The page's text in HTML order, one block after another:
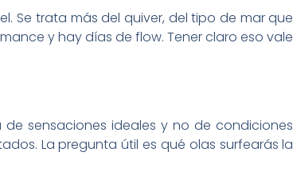
Se trata más del quiver, del tipo de mar que
y hay días de flow. Tener claro eso vale
sensaciones ideales y no de condiciones
La pregunta útil es qué olas surfearás la